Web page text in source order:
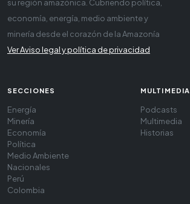
su región amazónica. Cubriendo política,
economía, energía, medio ambiente y
minería desde el corazón de la Amazonía
Ver Aviso legal y política de privacidad
SECCIONES
Energía
Minería
Economía
Política
Medio Ambiente
Nacionales
Perú
Colombia
MULTIMEDIA
Podcasts
Multimedia
Historias